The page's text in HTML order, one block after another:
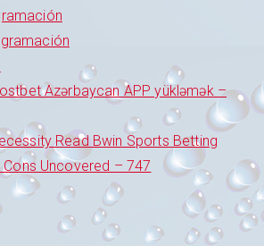
Azərbaycan APP yükləmək –
Read Bwin Sports Betting
Uncovered – 747